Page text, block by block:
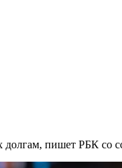
долгам, пишет РБК со